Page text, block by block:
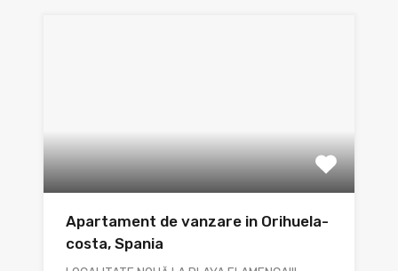
Apartament de vanzare in Orihuela-
costa, Spania